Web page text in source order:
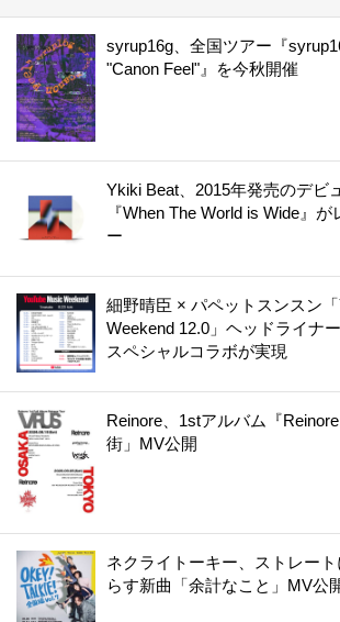
syrup16g、全国ツアー『
"Canon Feel"』を今秋開催
Ykiki Beat、2015年発売のデビ
『When The World is Wide』
ー
細野晴臣 × パペットスンスン
Weekend 12.0」ヘッドライナ
スペシャルコラボが実現
Reinore、1stアルバム『
街」MV公開
ネクライトーキー、ストレー
らす新曲「余計なこと」MV公